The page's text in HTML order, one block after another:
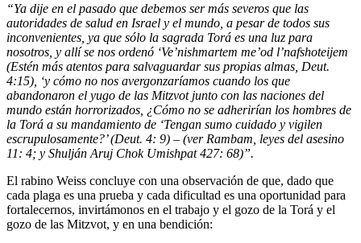
“Ya dije en el pasado que debemos ser más severos que las
autoridades de salud en Israel y el mundo, a pesar de todos sus
inconvenientes, ya que sólo la sagrada Torá es una luz para
nosotros, y allí se nos ordenó ‘Ve’nishmartem me’od l’nafshoteijem
(Estén más atentos para salvaguardar sus propias almas, Deut.
4:15), ‘y cómo no nos avergonzaríamos cuando los que
abandonaron el yugo de las Mitzvot junto con las naciones del
mundo están horrorizados, ¿Cómo no se adherirían los hombres de
la Torá a su mandamiento de ‘Tengan sumo cuidado y vigilen
escrupulosamente?’ (Deut. 4: 9) – (ver Rambam, leyes del asesino
11: 4; y Shulján Aruj Chok Umishpat 427: 68)”.
El rabino Weiss concluye con una observación de que, dado que
cada plaga es una prueba y cada dificultad es una oportunidad para
fortalecernos, invirtámonos en el trabajo y el gozo de la Torá y el
gozo de las Mitzvot, y en una bendición: